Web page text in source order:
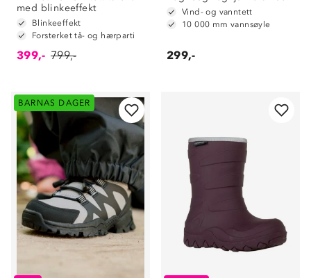
med blinkeeffekt
Blinkeeffekt
Forsterket tå- og hærparti
399,- 799,-
Vind- og vanntett
10 000 mm vannsøyle
299,-
BARNAS DAGER